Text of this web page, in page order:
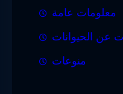
معلومات عامة
عن الحيوانات
منوعات